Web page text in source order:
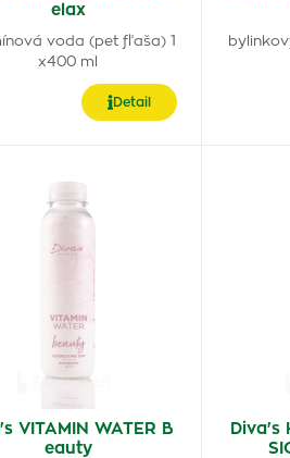
elax
voda (pet fľaša) 1
x400 ml
Detail
VITAMIN WATER B
eauty
Diva's